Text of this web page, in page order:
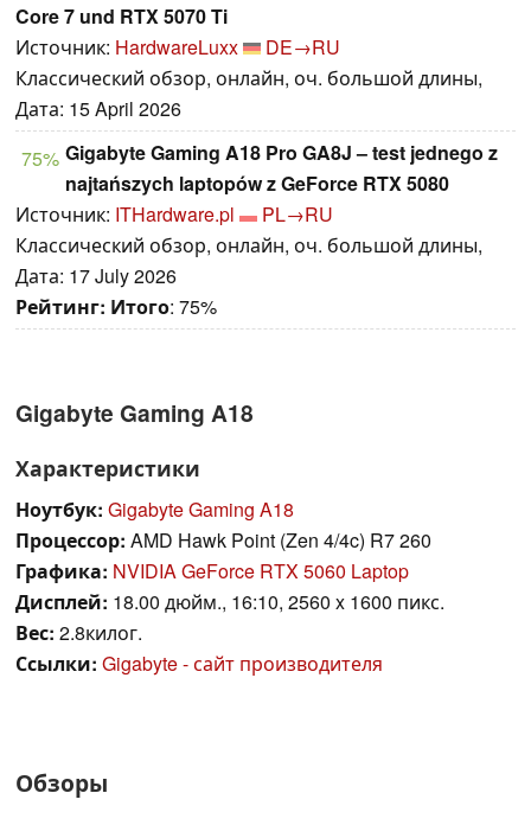
Core 7 und RTX 5070 Ti
Источник: HardwareLuxx
DE→RU
Классический обзор, онлайн, оч. большой длины,
Дата: 15 April 2026
75% Gigabyte Gaming A18 Pro GA8J – test jednego z
najtańszych laptopów z GeForce RTX 5080
Источник: ITHardware.pl
PL→RU
Классический обзор, онлайн, оч. большой длины,
Дата: 17 July 2026
Рейтинг: Итого: 75%
Gigabyte Gaming A18
Характеристики
Ноутбук: Gigabyte Gaming A18
Процессор: AMD Hawk Point (Zen 4/4c) R7 260
Графика: NVIDIA GeForce RTX 5060 Laptop
Дисплей: 18.00 дюйм., 16:10, 2560 x 1600 пикс.
Вес: 2.8килог.
Ссылки: Gigabyte - сайт производителя
Обзоры